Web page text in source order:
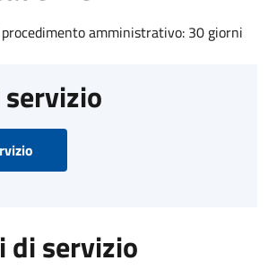
amministrativo: 30 giorni
di servizio